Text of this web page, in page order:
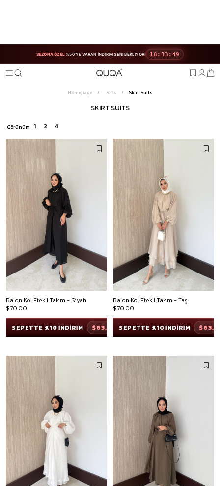
SEZONA ÖZEL %50'YE VARAN İNDIRIM SENI BEKLIYOR! 18:33:47
Homepage Sets Skirt Suits
SKIRT SUITS
Balon Kol Etekli Takım - Siyah
$70.00
SEPETTE %10 İNDİRİM $63,00
Balon Kol Etekli Takım - Taş
$70.00
SEPETTE %10 İNDİRİM